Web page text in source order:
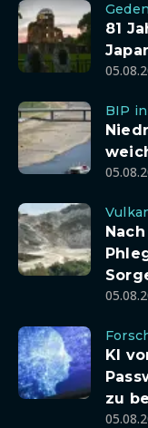
81
BIP
KI
zu